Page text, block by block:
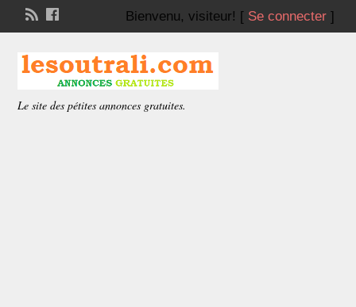
Bienvenu, visiteur! [ Se connecter]
Le site des pétites annonces gratuites.